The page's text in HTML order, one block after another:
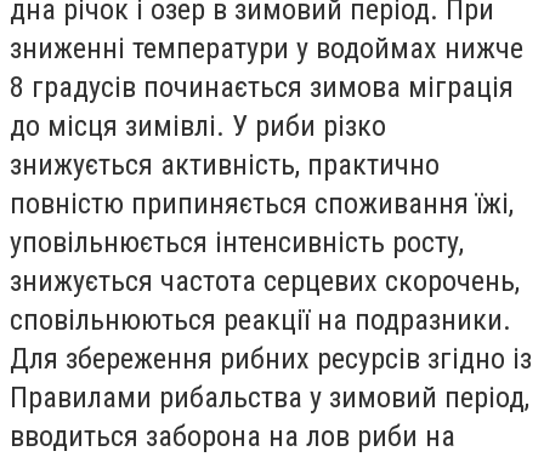
дна річок і озер в зимовий період. При
зниженні температури у водоймах нижче
8 градусів починається зимова міграція
до місця зимівлі. У риби різко
знижується активність, практично
повністю припиняється споживання їжі,
уповільнюється інтенсивність росту,
знижується частота серцевих скорочень,
сповільнюються реакції на подразники.
Для збереження рибних ресурсів згідно із
Правилами рибальства у зимовий період,
вводиться заборона на лов риби на